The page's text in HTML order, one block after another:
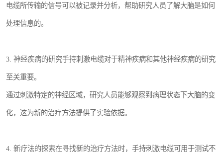
电缆所传输的信号可以被记录并分析，帮助研究人员了解大脑是如何
处理信息的。
3. 神经疾病的研究手持刺激电缆对于精神疾病和其他神经疾病的研究
至关重要。
通过刺激特定的神经区域，研究人员能够观察到病理状态下大脑的变
化，这为新的治疗方法提供了实验依据。
4. 新疗法的探索在寻找新的治疗方法时，手持刺激电缆可用于测试不